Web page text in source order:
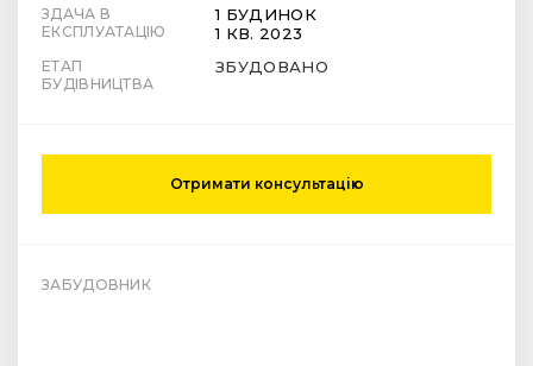
ЗДАЧА В
ЕКСПЛУАТАЦІЮ
1 БУДИНОК
1 КВ. 2023
ЕТАП
БУДІВНИЦТВА
ЗБУДОВАНО
Отримати консультацію
ЗАБУДОВНИК